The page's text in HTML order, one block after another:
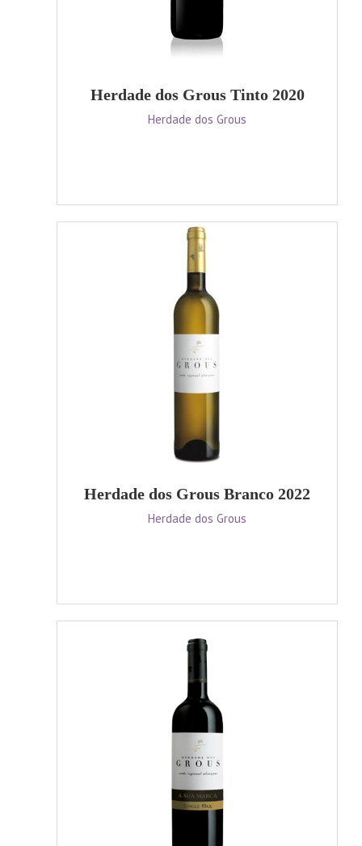
Herdade dos Grous Tinto 2020
Herdade dos Grous
Herdade dos Grous Branco 2022
Herdade dos Grous